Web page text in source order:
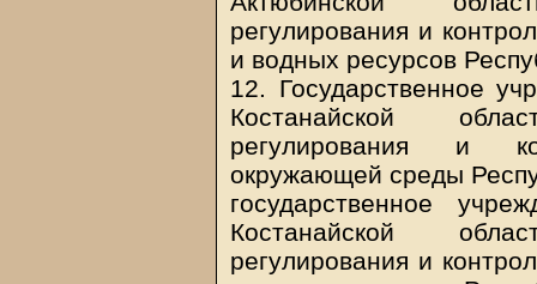
регулирования и
и водных ресурсов
12. Государственное
Костанайской
регулирования и
окружающей среды
государственное
Костанайской
регулирования и